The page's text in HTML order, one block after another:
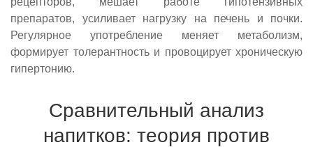
препаратов, усиливает нагрузку на печень и почки.
Регулярное употребление меняет метаболизм,
формирует толерантность и провоцирует хроническую
гипертонию.
Сравнительный анализ
напитков: теория против